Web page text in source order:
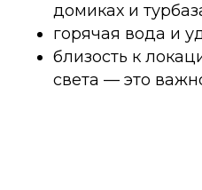
домиках и
горячая вода и
близость к
света — это